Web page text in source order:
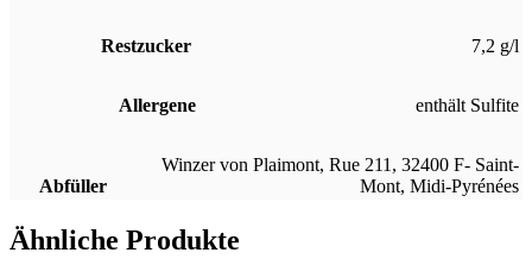
Restzucker 7,2 g/l
Allergene enthält Sulfite
Abfüller
Winzer von Plaimont, Rue 211, 32400 F- Saint-
Mont, Midi-Pyrénées
Ähnliche Produkte